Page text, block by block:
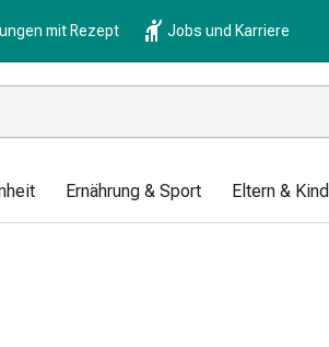
mit Rezept Jobs und Karriere
Ernährung & Sport Eltern & Kind